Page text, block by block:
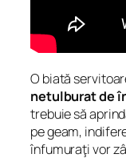
O biată
netulburat de
trebuie să
pe geam,
înfumuraţi vor